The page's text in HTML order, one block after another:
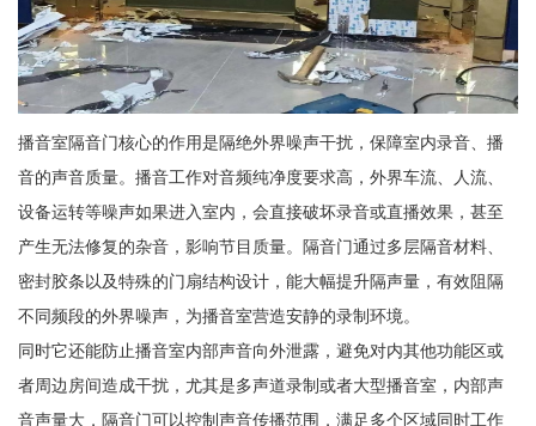
播音室隔音门核心的作用是隔绝外界噪声干扰，保障室内录音、播
音的声音质量。播音工作对音频纯净度要求高，外界车流、人流、
设备运转等噪声如果进入室内，会直接破坏录音或直播效果，甚至
产生无法修复的杂音，影响节目质量。隔音门通过多层隔音材料、
密封胶条以及特殊的门扇结构设计，能大幅提升隔声量，有效阻隔
不同频段的外界噪声，为播音室营造安静的录制环境。
同时它还能防止播音室内部声音向外泄露，避免对内其他功能区或
者周边房间造成干扰，尤其是多声道录制或者大型播音室，内部声
音声量大，隔音门可以控制声音传播范围，满足多个区域同时工作